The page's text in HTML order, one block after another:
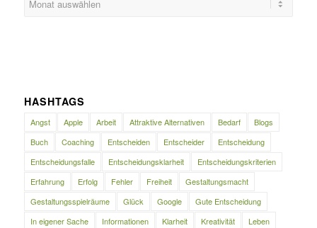
HASHTAGS
Angst Apple Arbeit Attraktive Alternativen Bedarf
Blogs
Buch
Coaching Entscheiden Entscheider
Entscheidung
Entscheidungsfalle
Entscheidungsklarheit
Entscheidungskriterien
Erfahrung
Erfolg Fehler Freiheit
Gestaltungsmacht
Gestaltungsspielräume
Glück Google
Gute Entscheidung
In eigener Sache
Informationen Klarheit Kreativität
Leben